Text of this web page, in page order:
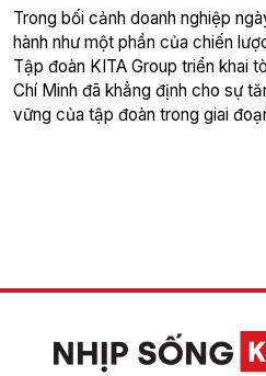
Trong bối cảnh doanh nghiệp
hành như một phần của chiến
Tập đoàn KITA Group triển khai
Chí Minh đã khẳng định cho sự
vững của tập đoàn trong giai